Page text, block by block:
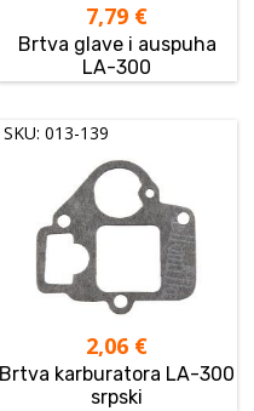
7,79 €
Brtva glave i auspuha
LA-300
SKU: 013-139
2,06 €
Brtva karburatora LA-300
srpski